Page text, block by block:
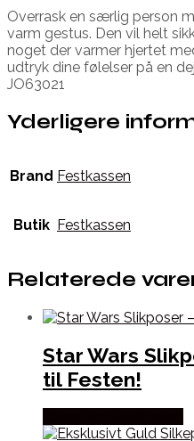
Overrask en særlig person
varm gestus. Den vil helt
noget der varmer hjertet
udtryk dine følelser på en
JO63021
Yderligere
Brand Festkassen
Butik Festkassen
Relaterede
Star Wars
til Festen!